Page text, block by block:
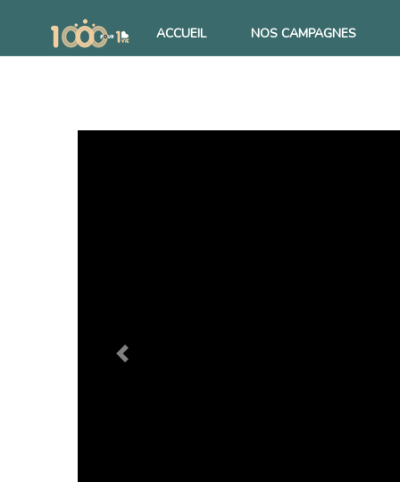
ACCUEIL NOS CAMPAGNES
Previous